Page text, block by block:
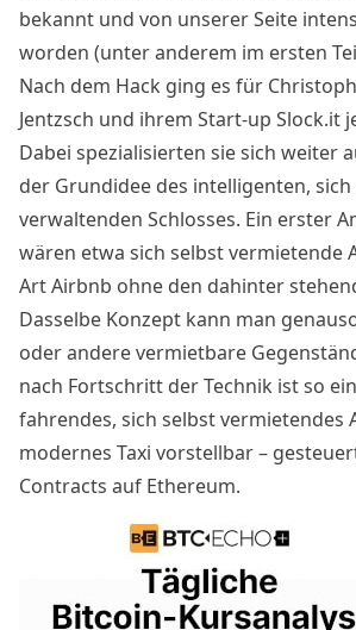
bekannt und von unserer Seite
worden (unter anderem im ersten
Nach dem Hack ging es für
Jentzsch und ihrem Start-up Slock.it
Dabei spezialisierten sie sich weiter
der Grundidee des intelligenten,
verwaltenden Schlosses. Ein erster
wären etwa sich selbst vermietende
Art Airbnb ohne den dahinter
Dasselbe Konzept kann man
oder andere vermietbare
nach Fortschritt der Technik ist so
fahrendes, sich selbst vermietendes
modernes Taxi vorstellbar –
Contracts auf Ethereum.